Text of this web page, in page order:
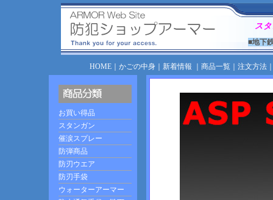
ス
■地下
HOME｜ かごの中身｜ 新着情報 商品一覧｜ 注文方法